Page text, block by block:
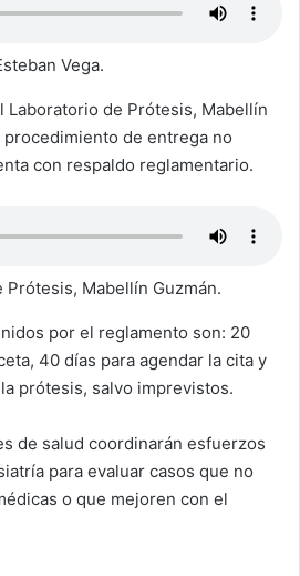
Vega.
Laboratorio de Prótesis, Mabellín
procedimiento de entrega no
con respaldo reglamentario.
Mabellín Guzmán.
por el reglamento son: 20
40 días para agendar la cita y
prótesis, salvo imprevistos.
de salud coordinarán esfuerzos
para evaluar casos que no
o que mejoren con el